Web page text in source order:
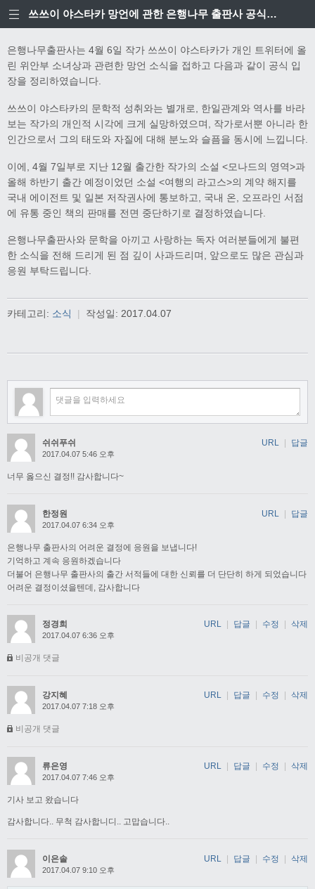
쓰쓰이 야스타카 망언에 관한 은행나무 출판사 공식입장
은행나무출판사는 4월 6일 작가 쓰쓰이 야스타카가 개인 트위터에 올
린 위안부 소녀상과 관련한 망언 소식을 접하고 다음과 같이 공식 입
장을 정리하였습니다.
쓰쓰이 야스타카의 문학적 성취와는 별개로, 한일관계와 역사를 바라
보는 작가의 개인적 시각에 크게 실망하였으며, 작가로서뿐 아니라 한
인간으로서 그의 태도와 자질에 대해 분노와 슬픔을 동시에 느낍니다.
이에, 4월 7일부로 지난 12월 출간한 작가의 소설 <모나드의 영역>과
올해 하반기 출간 예정이었던 소설 <여행의 라고스>의 계약 해지를
국내 에이전트 및 일본 저작권사에 통보하고, 국내 온, 오프라인 서점
에 유통 중인 책의 판매를 전면 중단하기로 결정하였습니다.
은행나무출판사와 문학을 아끼고 사랑하는 독자 여러분들에게 불편
한 소식을 전해 드리게 된 점 깊이 사과드리며, 앞으로도 많은 관심과
응원 부탁드립니다.
카테고리: 소식 | 작성일: 2017.04.07
쉬쉬푸쉬
2017.04.07 5:46 오후
너무 옳으신 결정!! 감사합니다~
URL | 답글
한정원
2017.04.07 6:34 오후
은행나무 출판사의 어려운 결정에 응원을 보냅니다!
기억하고 계속 응원하겠습니다
더불어 은행나무 출판사의 출간 서적들에 대한 신뢰를 더 단단히 하게 되었습니다
어려운 결정이셨을텐데, 감사합니다
URL | 답글
정경희
2017.04.07 6:36 오후
비공개 댓글
URL 답글 수정 삭제
강지혜
2017.04.07 7:18 오후
비공개 댓글
URL 답글 수정 삭제
류은영
2017.04.07 7:46 오후
기사 보고 왔습니다
감사합니다.. 무척 감사합니디.. 고맙습니다..
URL 답글 수정 삭제
이은솔
2017.04.07 9:10 오후
URL | 답글 | 수정 | 삭제